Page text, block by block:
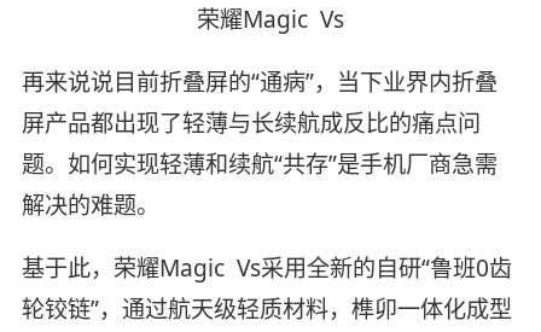
荣耀Magic Vs
再来说说目前折叠屏的“通病”，当下业界内折叠
屏产品都出现了轻薄与长续航成反比的痛点问
题。如何实现轻薄和续航“共存”是手机厂商急需
解决的难题。
基于此，荣耀Magic Vs采用全新的自研“鲁班0齿
轮铰链”，通过航天级轻质材料，榫卯一体化成型